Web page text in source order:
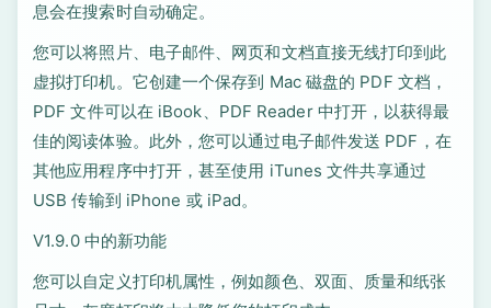
息会在搜索时自动确定。
您可以将照片、电子邮件、网页和文档直接无线打印到此
虚拟打印机。它创建一个保存到 Mac 磁盘的 PDF 文档，
PDF 文件可以在 iBook、PDF Reader 中打开，以获得最
佳的阅读体验。此外，您可以通过电子邮件发送 PDF，在
其他应用程序中打开，甚至使用 iTunes 文件共享通过
USB 传输到 iPhone 或 iPad。
V1.9.0 中的新功能
您可以自定义打印机属性，例如颜色、双面、质量和纸张